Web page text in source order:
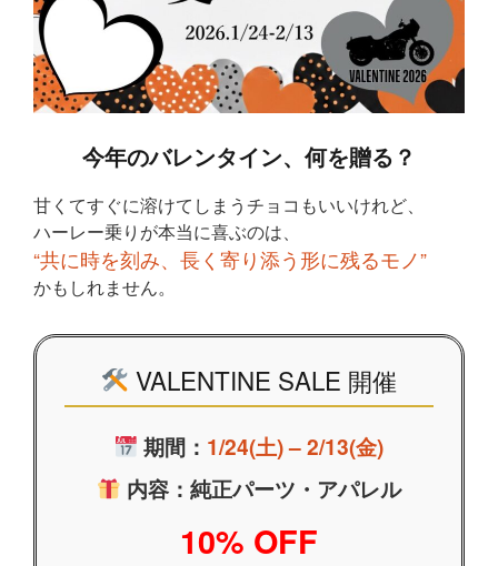
今年のバレンタイン、何を贈る？
甘くてすぐに溶けてしまうチョコもいいけれど、
ハーレー乗りが本当に喜ぶのは、
“共に時を刻み、長く寄り添う形に残るモノ”
かもしれません。
VALENTINE SALE 開催
期間： 1/24(土) – 2/13(金)
内容：純正パーツ・アパレル
10% OFF